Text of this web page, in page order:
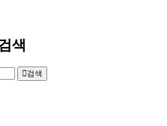
색
검색